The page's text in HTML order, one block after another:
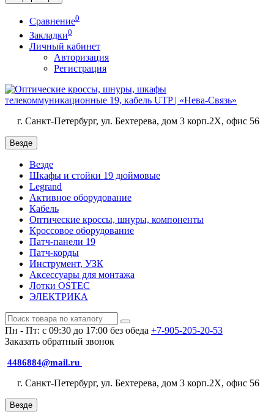
Сравнение0
Закладки0
Личный кабинет
Авторизация
Регистрация
г. Санкт-Петербург, ул. Бехтерева, дом 3 корп.2X, офис 56
Везде
Везде
Шкафы и стойки 19 дюймовые
Legrand
Активное оборудование
Кабель
Оптические кроссы, шнуры, компоненты
Кроссовое оборудование
Патч-панели 19
Патч-корды
Инструмент, УЗК
Аксессуары для монтажа
Лотки OSTEC
ЭЛЕКТРИКА
Пн - Пт: с 09:30 до 17:00 без обеда +7-905-205-20-53
Заказать обратный звонок
4486884@mail.ru
г. Санкт-Петербург, ул. Бехтерева, дом 3 корп.2X, офис 56
Везде